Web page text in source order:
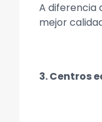
A diferencia
mejor
3. Centros